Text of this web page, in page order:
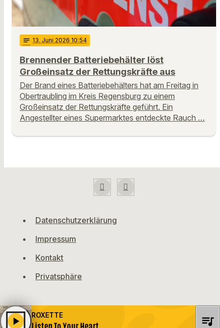
notes 13. Juni 2026 10:54
Brennender Batteriebehälter löst
Großeinsatz der Rettungskräfte aus
Der Brand eines Batteriebehälters hat am Freitag in
Obertraubling im Kreis Regensburg zu einem
Großeinsatz der Rettungskräfte geführt. Ein
Angestellter eines Supermarktes entdeckte Rauch …
Datenschutzerklärung
Impressum
Kontakt
Privatsphäre
ROXETTE
play_arrow queue_music